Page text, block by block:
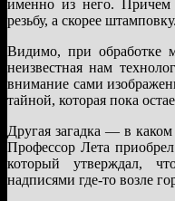
именно из него.
резьбу, а скорее штамповку.
Видимо, при обработке
неизвестная нам
внимание сами
тайной, которая пока
Другая загадка — в
Профессор Лета
который утверждал,
надписями где-то возле